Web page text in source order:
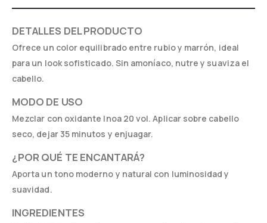
DETALLES DEL PRODUCTO
Ofrece un color equilibrado entre rubio y marrón, ideal
para un look sofisticado. Sin amoníaco, nutre y suaviza el
cabello.
MODO DE USO
Mezclar con oxidante Inoa 20 vol. Aplicar sobre cabello
seco, dejar 35 minutos y enjuagar.
¿POR QUÉ TE ENCANTARÁ?
Aporta un tono moderno y natural con luminosidad y
suavidad.
INGREDIENTES